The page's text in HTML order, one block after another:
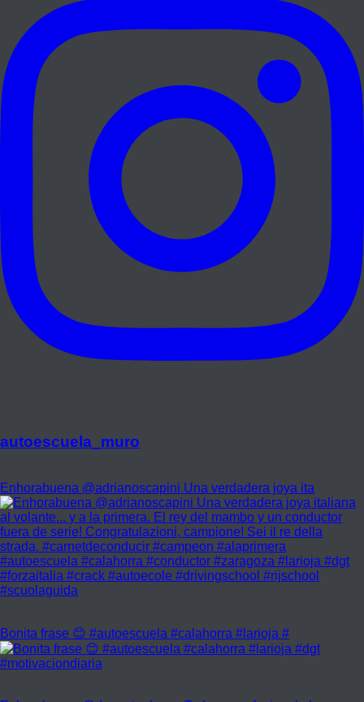
autoescuela_muro
Enhorabuena @adrianoscapini Una verdadera joya ita
Bonita frase 😊 #autoescuela #calahorra #larioja #